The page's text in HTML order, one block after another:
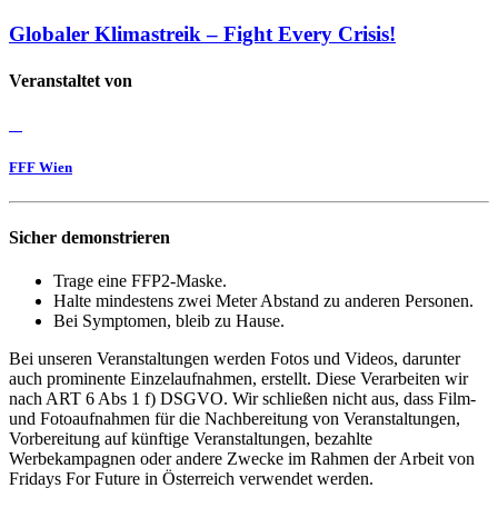
Globaler Klimastreik – Fight Every Crisis!
Veranstaltet von
FFF Wien
Sicher demonstrieren
Trage eine FFP2-Maske.
Halte mindestens zwei Meter Abstand zu anderen Personen.
Bei Symptomen, bleib zu Hause.
Bei unseren Veranstaltungen werden Fotos und Videos, darunter
auch prominente Einzelaufnahmen, erstellt. Diese Verarbeiten wir
nach ART 6 Abs 1 f) DSGVO. Wir schließen nicht aus, dass Film-
und Fotoaufnahmen für die Nachbereitung von Veranstaltungen,
Vorbereitung auf künftige Veranstaltungen, bezahlte
Werbekampagnen oder andere Zwecke im Rahmen der Arbeit von
Fridays For Future in Österreich verwendet werden.